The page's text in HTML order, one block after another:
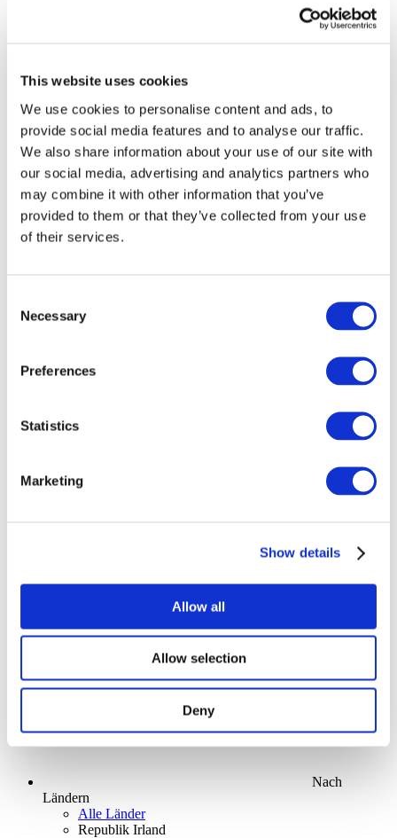
This website uses cookies
We use cookies to personalise content and ads, to
provide social media features and to analyse our traffic.
We also share information about your use of our site with
our social media, advertising and analytics partners who
may combine it with other information that you’ve
provided to them or that they’ve collected from your use
of their services.
Selection
Necessary
Preferences
Statistics
Marketing
Show details
Allow all
Allow selection
Deny
Ohne Subgenre
Anwenden
Nach
Ländern
Alle Länder
Republik Irland